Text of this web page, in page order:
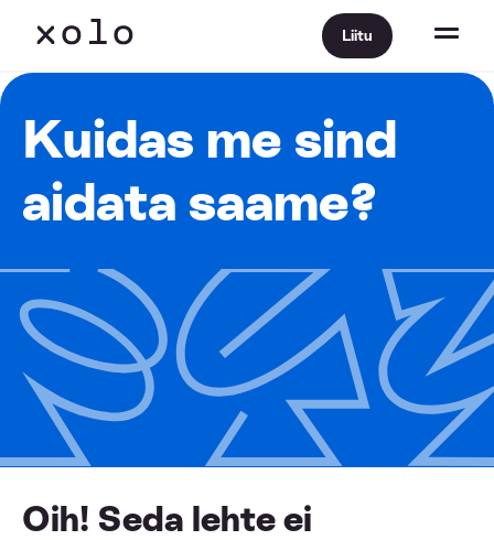
Liitu
Kuidas me sind
aidata saame?
Oih! Seda lehte ei